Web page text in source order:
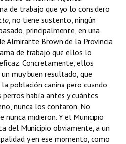
de trabajo que yo lo considero
, no tiene sustento, ningún
principalmente, en una
Almirante Brown de la Provincia
de trabajo que ellos lo
Concretamente, ellos
muy buen resultado, que
población canina pero cuando
había antes y cuántos
nunca los contaron. No
nunca midieron. Y el Municipio
del Municipio obviamente, a un
y en ese momento, como